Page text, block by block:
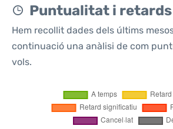
Puntualitat i retards
Hem recollit dades dels últims
continuació una anàlisi de com
vols.